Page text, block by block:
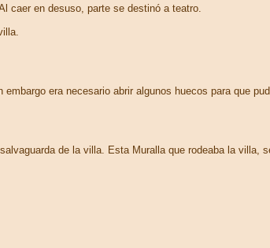
caer en desuso, parte se destinó a teatro.
era necesario abrir algunos huecos para que
de la villa. Esta Muralla que rodeaba la villa,